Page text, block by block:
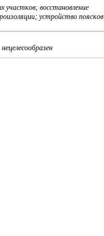
участков; восстановление
устройство поясков